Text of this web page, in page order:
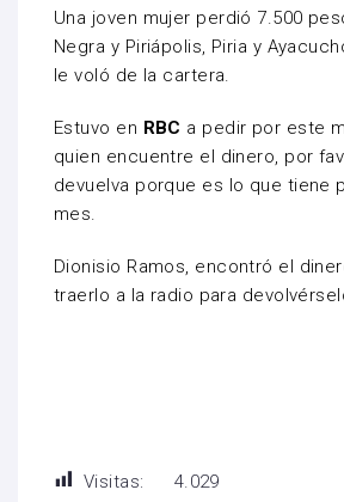
Una joven mujer perdió 7.500
Negra y Piriápolis, Piria y
le voló de la cartera.
Estuvo en RBC a pedir por este
quien encuentre el dinero, por
devuelva porque es lo que tiene
mes.
Dionisio Ramos, encontró el
traerlo a la radio para
Visitas: 4.029